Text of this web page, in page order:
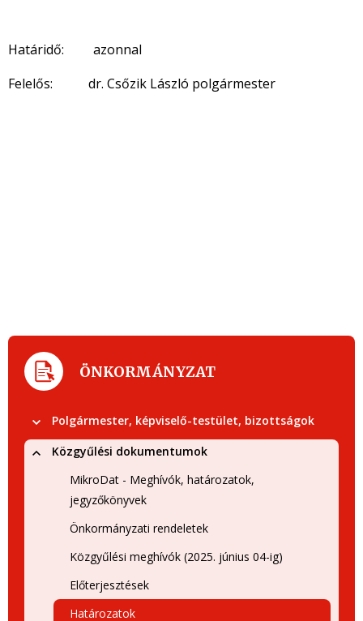
Határidő: azonnal
Felelős: dr. Csőzik László polgármester
ÖNKORMÁNYZAT
Polgármester, képviselő-testület, bizottságok
Közgyűlési dokumentumok
MikroDat - Meghívók, határozatok,
jegyzőkönyvek
Önkormányzati rendeletek
Közgyűlési meghívók (2025. június 04-ig)
Előterjesztések
Határozatok